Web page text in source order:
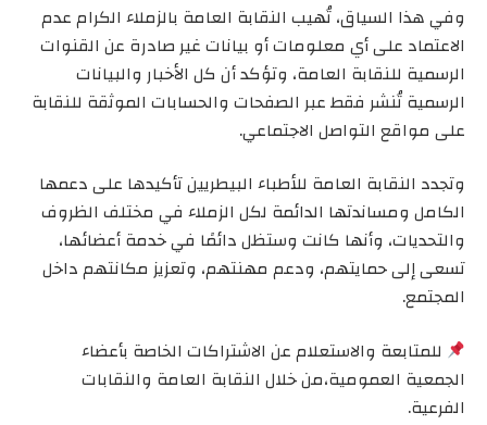
وفي هذا السياق، تُهيب النقابة العامة بالزملاء الكرام عدم
الاعتماد على أي معلومات أو بيانات غير صادرة عن القنوات
الرسمية للنقابة العامة، وتؤكد أن كل الأخبار والبيانات
الرسمية تُنشر فقط عبر الصفحات والحسابات الموثقة للنقابة
على مواقع التواصل الاجتماعي.
وتجدد النقابة العامة للأطباء البيطريين تأكيدها على دعمها
الكامل ومساندتها الدائمة لكل الزملاء في مختلف الظروف
والتحديات، وأنها كانت وستظل دائمًا في خدمة أعضائها،
تسعى إلى حمايتهم، ودعم مهنتهم، وتعزيز مكانتهم داخل
المجتمع.
للمتابعة والاستعلام عن الاشتراكات الخاصة بأعضاء
الجمعية العمومية،من خلال النقابة العامة والنقابات
الفرعية.